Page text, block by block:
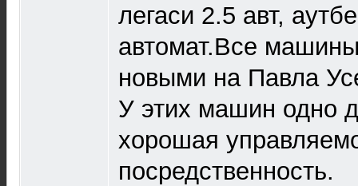
легаси 2.5 авт,
автомат.Все
новыми на Павла
У этих машин одно
хорошая
посредственность.